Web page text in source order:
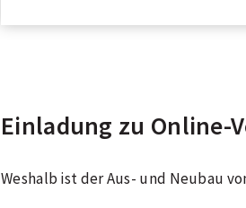
Einladung zu Online-
Weshalb ist der Aus- und Neubau